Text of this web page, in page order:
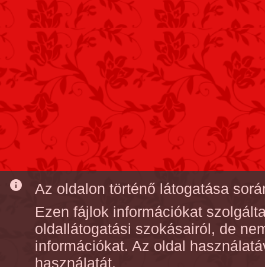
info
Az oldalon történő látogatása
Ezen fájlok információkat
oldallátogatási szokásairól, de
információkat. Az oldal
használatát.